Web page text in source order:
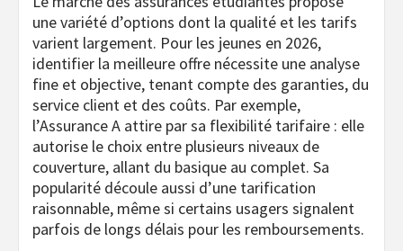
une variété d’options dont la qualité et les tarifs
varient largement. Pour les jeunes en 2026,
identifier la meilleure offre nécessite une analyse
fine et objective, tenant compte des garanties, du
service client et des coûts. Par exemple,
l’Assurance A attire par sa flexibilité tarifaire : elle
autorise le choix entre plusieurs niveaux de
couverture, allant du basique au complet. Sa
popularité découle aussi d’une tarification
raisonnable, même si certains usagers signalent
parfois de longs délais pour les remboursements.